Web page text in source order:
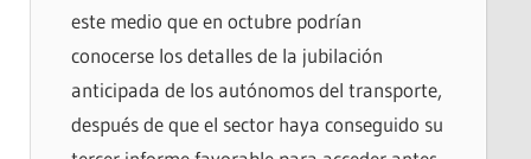
este medio que en octubre podrían
conocerse los detalles de la jubilación
anticipada de los autónomos del transporte,
después de que el sector haya conseguido su